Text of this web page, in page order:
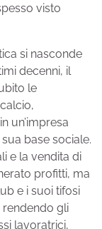
visto
si nasconde
decenni, il
le
un’impresa
base sociale.
e la vendita di
profitti, ma
e i suoi tifosi
rendendo gli
lavoratrici,